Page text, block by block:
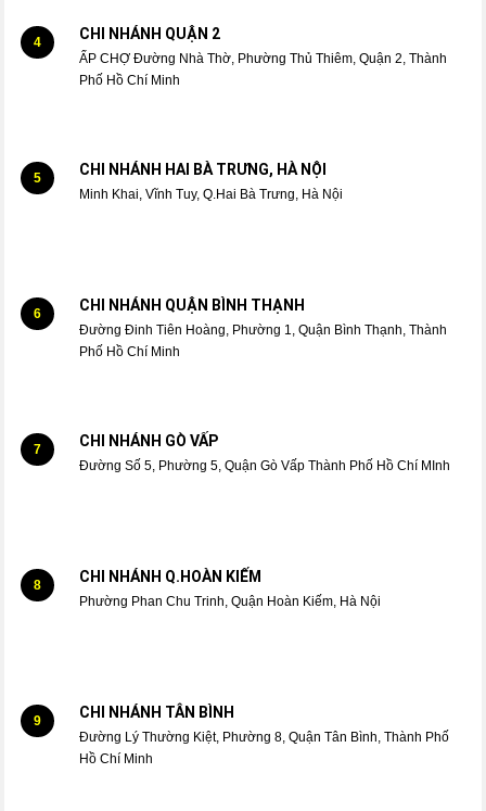
4 CHI NHÁNH QUẬN 2
ẤP CHỢ Đường Nhà Thờ, Phường Thủ Thiêm, Quận 2, Thành
Phố Hồ Chí Minh
5 CHI NHÁNH HAI BÀ TRƯNG, HÀ NỘI
Minh Khai, Vĩnh Tuy, Q.Hai Bà Trưng, Hà Nội
6 CHI NHÁNH QUẬN BÌNH THẠNH
Đường Đinh Tiên Hoàng, Phường 1, Quận Bình Thạnh, Thành
Phố Hồ Chí Minh
7 CHI NHÁNH GÒ VẤP
Đường Số 5, Phường 5, Quận Gò Vấp Thành Phố Hồ Chí MInh
8 CHI NHÁNH Q.HOÀN KIẾM
Phường Phan Chu Trinh, Quận Hoàn Kiếm, Hà Nội
9 CHI NHÁNH TÂN BÌNH
Đường Lý Thường Kiệt, Phường 8, Quận Tân Bình, Thành Phố
Hồ Chí Minh